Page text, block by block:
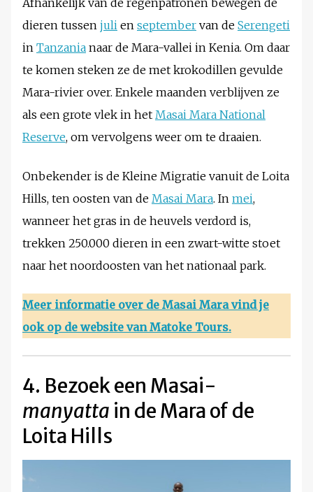
Afhankelijk van de regenpatronen bewegen de
dieren tussen juli en september van de Serengeti
in Tanzania naar de Mara-vallei in Kenia. Om daar
te komen steken ze de met krokodillen gevulde
Mara-rivier over. Enkele maanden verblijven ze
als een grote vlek in het Masai Mara National
Reserve, om vervolgens weer om te draaien.
Onbekender is de Kleine Migratie vanuit de Loita
Hills, ten oosten van de Masai Mara. In mei,
wanneer het gras in de heuvels verdord is,
trekken 250.000 dieren in een zwart-witte stoet
naar het noordoosten van het nationaal park.
Meer informatie over de Masai Maravind je
ook op de website van Matoke Tours.
4. Bezoek een Masai-
manyatta in de Mara of de
Loita Hills